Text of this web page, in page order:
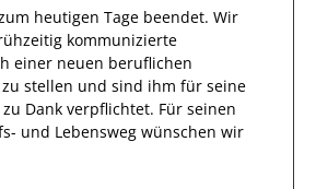
heutigen Tage beendet. Wir
kommunizierte
einer neuen beruflichen
stellen und sind ihm für seine
Dank verpflichtet. Für seinen
und Lebensweg wünschen wir